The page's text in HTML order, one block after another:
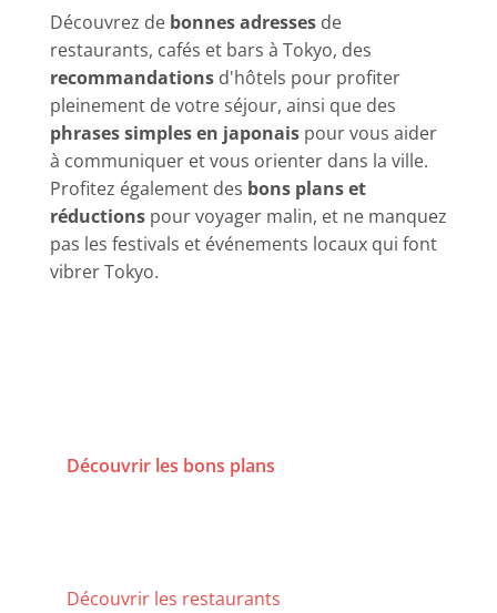
Découvrez de bonnes adressesde
restaurants, cafés et bars à Tokyo, des
recommandationsd'hôtels pour profiter
pleinement de votre séjour, ainsi que des
phrases simples en japonaispour vous aider
à communiquer et vous orienter dans la ville.
Profitez également des bons plans et
réductionspour voyager malin, et ne manquez
pas les festivals et événements locaux qui font
vibrer Tokyo.
Découvrir les bons plans
Découvrir les restaurants